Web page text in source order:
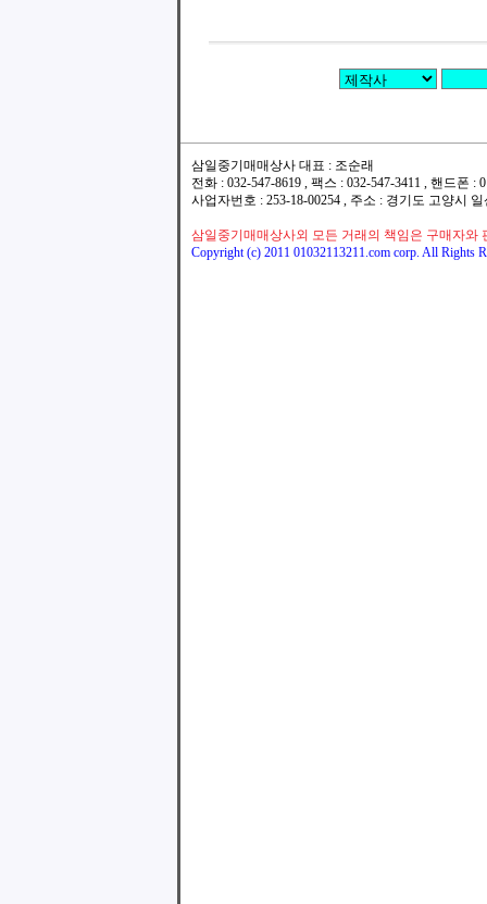
삼일중기매매상사 대표 : 조순래
전화 : 032-547-8619 , 팩스 : 032-547-3411 , 핸드폰
사업자번호 : 253-18-00254 , 주소 : 경기도 고양시
삼일중기매매상사외 모든 거래의 책임은 구매자와
Copyright (c) 2011 01032113211.com corp. All Rights